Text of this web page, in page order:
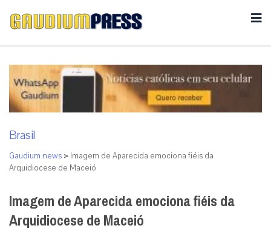
Brasil
Gaudium news > Imagem de Aparecida emociona fiéis da
Arquidiocese de Maceió
Imagem de Aparecida emociona fiéis da
Arquidiocese de Maceió